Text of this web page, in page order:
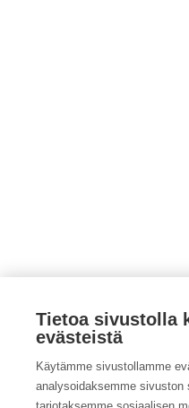
Katso kaikki Maa- ja
Tietoa sivustolla
evästeistä
Käytämme sivustollamme
analysoidaksemme